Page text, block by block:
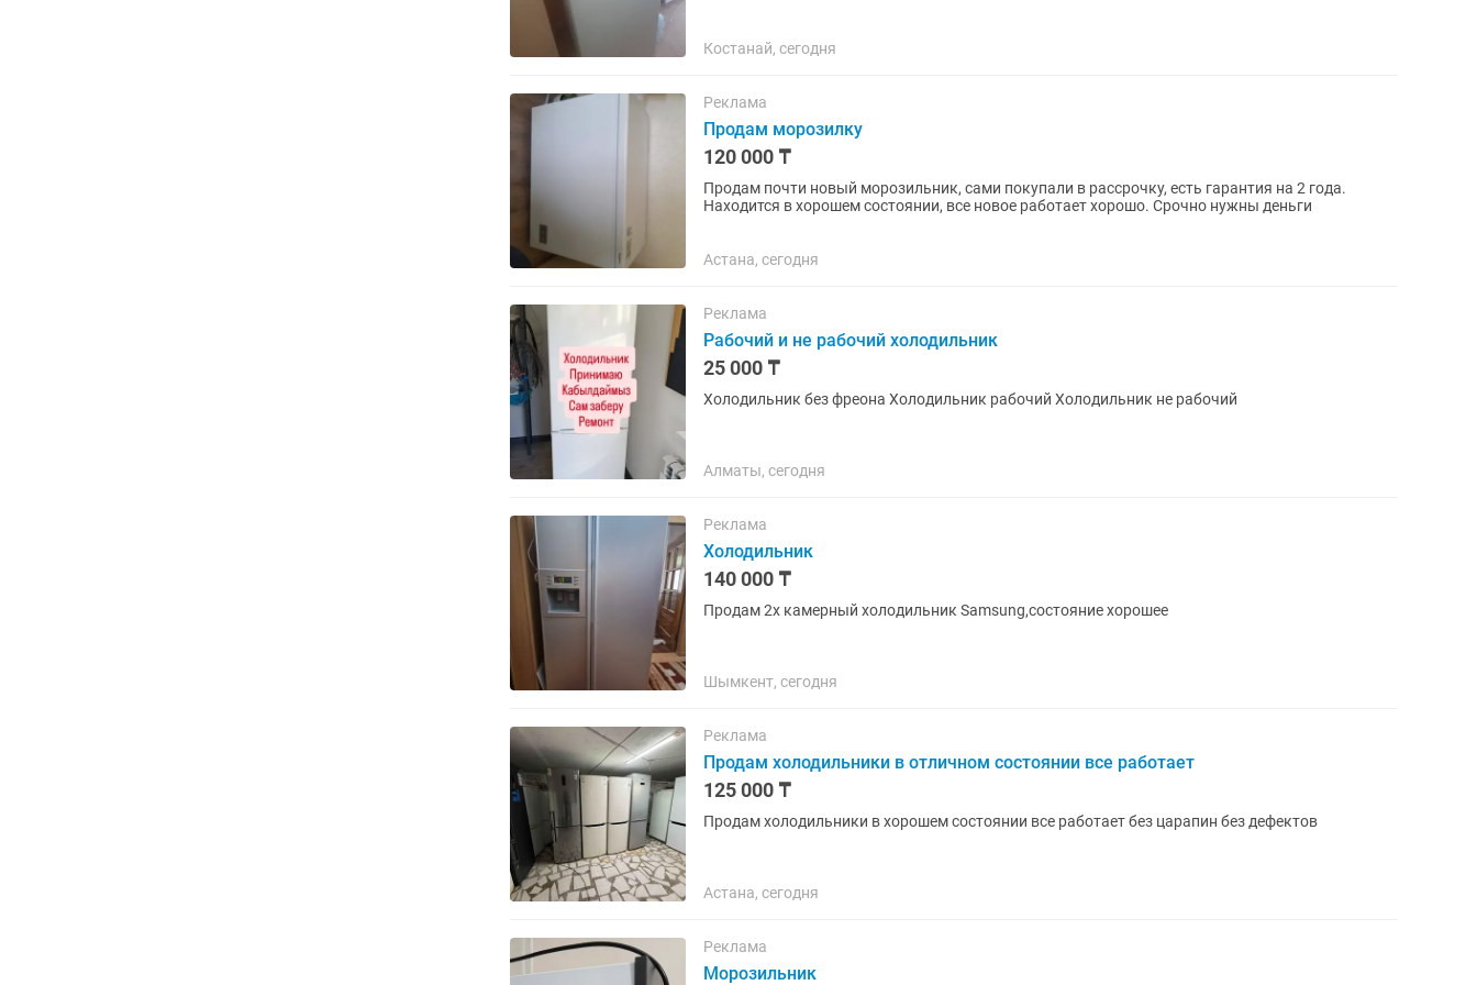
Костанай, сегодня
Реклама
Продам морозилку
120 000 ₸
Продам почти новый морозильник, сами покупали в рассрочку, есть гарантия на 2 года.
Находится в хорошем состоянии, все новое работает хорошо. Срочно нужны деньги
Астана, сегодня
Реклама
Рабочий и не рабочий холодильник
25 000 ₸
Холодильник без фреона Холодильник рабочий Холодильник не рабочий
Алматы, сегодня
Реклама
Холодильник
140 000 ₸
Продам 2х камерный холодильник Samsung,состояние хорошее
Шымкент, сегодня
Реклама
Продам холодильники в отличном состоянии все работает
125 000 ₸
Продам холодильники в хорошем состоянии все работает без царапин без дефектов
Астана, сегодня
Реклама
Морозильник